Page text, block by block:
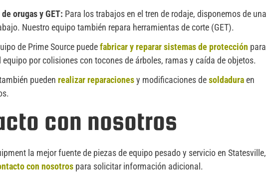
orugas y GET: Para los trabajos en el tren de rodaje, disponemos de una
Nuestro equipo también repara herramientas de corte (GET).
de Prime Source puedefabricar y reparar sistemas de protección para
por colisiones con tocones de árboles, ramas y caída de objetos.
pueden realizar reparacionesy modificaciones desoldaduraen
con nosotros
la mejor fuente de piezas de equipo pesado y servicio en Statesville,
con nosotros para solicitar información adicional.